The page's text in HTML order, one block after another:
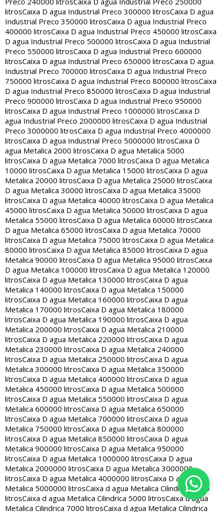
litrosCaixa D agua Industrial Preco 300000 litrosCaixa D agua
Industrial Preco 350000 litrosCaixa D agua Industrial Preco
400000 litrosCaixa D agua Industrial Preco 450000 litrosCaixa
D agua Industrial Preco 500000 litrosCaixa D agua Industrial
Preco 550000 litrosCaixa D agua Industrial Preco 600000
litrosCaixa D agua Industrial Preco 650000 litrosCaixa D agua
Industrial Preco 700000 litrosCaixa D agua Industrial Preco
750000 litrosCaixa D agua Industrial Preco 800000 litrosCaixa
D agua Industrial Preco 850000 litrosCaixa D agua Industrial
Preco 900000 litrosCaixa D agua Industrial Preco 950000
litrosCaixa D agua Industrial Preco 1000000 litrosCaixa D
agua Industrial Preco 2000000 litrosCaixa D agua Industrial
Preco 3000000 litrosCaixa D agua Industrial Preco 4000000
litrosCaixa D agua Industrial Preco 5000000 litrosCaixa D
agua Metalica 2000 litrosCaixa D agua Metalica 5000
litrosCaixa D agua Metalica 7000 litrosCaixa D agua Metalica
10000 litrosCaixa D agua Metalica 15000 litrosCaixa D agua
Metalica 20000 litrosCaixa D agua Metalica 25000 litrosCaixa
D agua Metalica 30000 litrosCaixa D agua Metalica 35000
litrosCaixa D agua Metalica 40000 litrosCaixa D agua Metalica
45000 litrosCaixa D agua Metalica 50000 litrosCaixa D agua
Metalica 55000 litrosCaixa D agua Metalica 60000 litrosCaixa
D agua Metalica 65000 litrosCaixa D agua Metalica 70000
litrosCaixa D agua Metalica 75000 litrosCaixa D agua Metalica
80000 litrosCaixa D agua Metalica 85000 litrosCaixa D agua
Metalica 90000 litrosCaixa D agua Metalica 95000 litrosCaixa
D agua Metalica 100000 litrosCaixa D agua Metalica 120000
litrosCaixa D agua Metalica 130000 litrosCaixa D agua
Metalica 140000 litrosCaixa D agua Metalica 150000
litrosCaixa D agua Metalica 160000 litrosCaixa D agua
Metalica 170000 litrosCaixa D agua Metalica 180000
litrosCaixa D agua Metalica 190000 litrosCaixa D agua
Metalica 200000 litrosCaixa D agua Metalica 210000
litrosCaixa D agua Metalica 220000 litrosCaixa D agua
Metalica 230000 litrosCaixa D agua Metalica 240000
litrosCaixa D agua Metalica 250000 litrosCaixa D agua
Metalica 300000 litrosCaixa D agua Metalica 350000
litrosCaixa D agua Metalica 400000 litrosCaixa D agua
Metalica 450000 litrosCaixa D agua Metalica 500000
litrosCaixa D agua Metalica 550000 litrosCaixa D agua
Metalica 600000 litrosCaixa D agua Metalica 650000
litrosCaixa D agua Metalica 700000 litrosCaixa D agua
Metalica 750000 litrosCaixa D agua Metalica 800000
litrosCaixa D agua Metalica 850000 litrosCaixa D agua
Metalica 900000 litrosCaixa D agua Metalica 950000
litrosCaixa D agua Metalica 1000000 litrosCaixa D agua
Metalica 2000000 litrosCaixa D agua Metalica 3000000
litrosCaixa D agua Metalica 4000000 litrosCaixa D agua
Metalica 5000000 litrosCaixa d agua Metalica Cilindrica 2000
litrosCaixa d agua Metalica Cilindrica 5000 litrosCaixa d agua
Metalica Cilindrica 7000 litrosCaixa d agua Metalica Cilindrica